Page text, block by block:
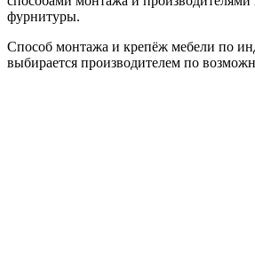
фурнитуры.
Способ монтажа и крепёж мебели по
выбирается производителем по